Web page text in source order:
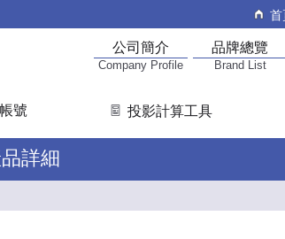
首
公司簡介
Company Profile
品牌總覽
Brand List
號 投影計算工具
詳細